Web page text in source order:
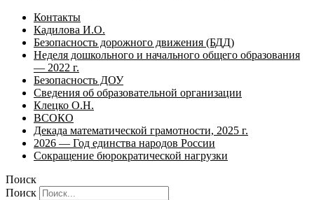
Контакты
Кадилова И.О.
Безопасность дорожного движения (БДД)
Неделя дошкольного и начального общего образования
— 2022 г.
Безопасность ДОУ
Сведения об образовательной организации
Клецко О.Н.
ВСОКО
Декада математической грамотности, 2025 г.
2026 — Год единства народов России
Сокращение бюрократической нагрузки
Поиск
Поиск